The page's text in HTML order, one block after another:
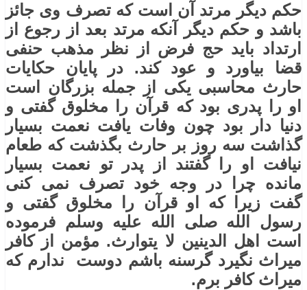
حکم دیگر مرتد آن است که تصرف وی جائز
باشد و حکم دیگر آنکه مرتد بعد از رجوع از
ارتداد باید حج فرض از نظر مذهب حنفی
قضا بیاورد و عود کند. در پایان حکایات
حارث محاسبی یکی از جمله بزرگان است
او را پدری بود که قرآن را مخلوق گفتی و
دنیا دار بود چون وفات یافت نعمت بسیار
گذاشت سه روز بر حارث بگذشت که طعام
نیافت او را گفتند از پدر تو نعمت بسیار
مانده چرا در وجه خود تصرف نمی کنی
گفت زیرا که او قرآن را مخلوق گفتی و
رسول الله صلی الله علیه وسلم فرموده
است اهل الدینین لا یتوارث. مؤمن از کافر
میراث نگیرد گرسنه باشم دوست ندارم که
میراث کافر برم.